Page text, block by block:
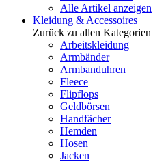
Alle Artikel anzeigen
Kleidung & Accessoires
Zurück zu allen Kategorien
Arbeitskleidung
Armbänder
Armbanduhren
Fleece
Flipflops
Geldbörsen
Handfächer
Hemden
Hosen
Jacken